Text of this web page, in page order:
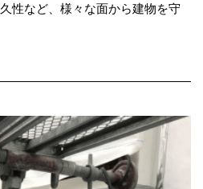
性など、様々な面から建物を守